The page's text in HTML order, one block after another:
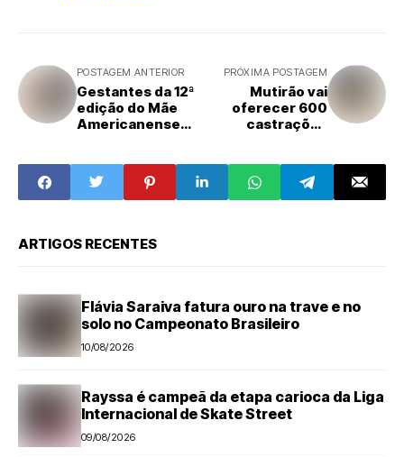
POSTAGEM ANTERIOR
Gestantes da 12ª
edição do Mãe
Americanense
fotográfico
PRÓXIMA POSTAGEM
Mutirão vai
oferecer 600
castrações
Jardim
ARTIGOS RECENTES
Flávia Saraiva fatura ouro na trave e no
solo no Campeonato Brasileiro
10/08/2026
Rayssa é campeã da etapa carioca da Liga
Internacional de Skate Street
09/08/2026